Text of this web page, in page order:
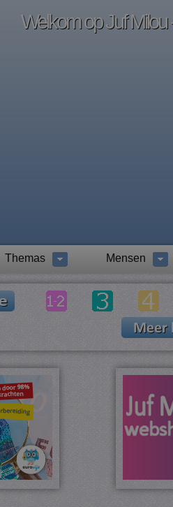
Welkom op Juf Milou
Themas Mensen